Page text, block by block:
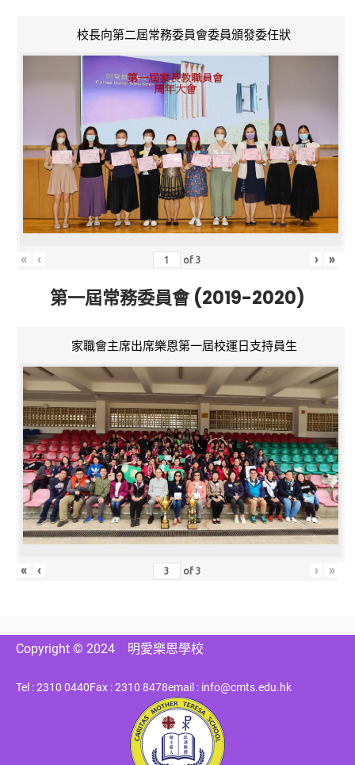
校長向第二屆常務委員會委員頒發委任狀
« ‹ of3 › »
第一屆常務委員會 (2019-2020)
家職會主席出席樂恩第一屆校運日支持員生
« ‹ of3 › »
Copyright © 2024 明愛樂恩學校
Tel : 2310 0440Fax : 2310 8478email : info@cmts.edu.hk